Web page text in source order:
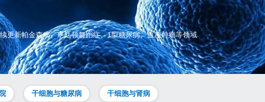
更新帕金森病、亨廷顿舞蹈症、1型糖尿病、血液肿瘤等领域
干细胞与糖尿病 干细胞与肾病